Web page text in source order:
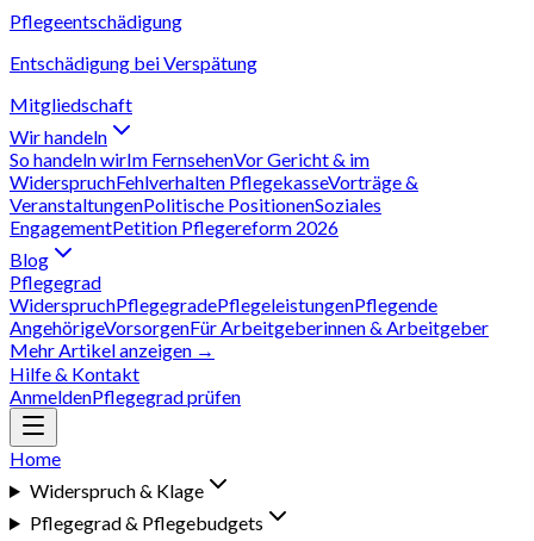
Pflegeentschädigung
Entschädigung bei Verspätung
Mitgliedschaft
Wir handeln
So handeln wirIm FernsehenVor Gericht & im
WiderspruchFehlverhalten PflegekasseVorträge &
VeranstaltungenPolitische PositionenSoziales
EngagementPetition Pflegereform 2026
Blog
Pflegegrad
WiderspruchPflegegradePflegeleistungenPflegende
AngehörigeVorsorgenFür Arbeitgeberinnen & Arbeitgeber
Mehr Artikel anzeigen →
Hilfe & Kontakt
AnmeldenPflegegrad prüfen
Home
Widerspruch & Klage
Pflegegrad & Pflegebudgets